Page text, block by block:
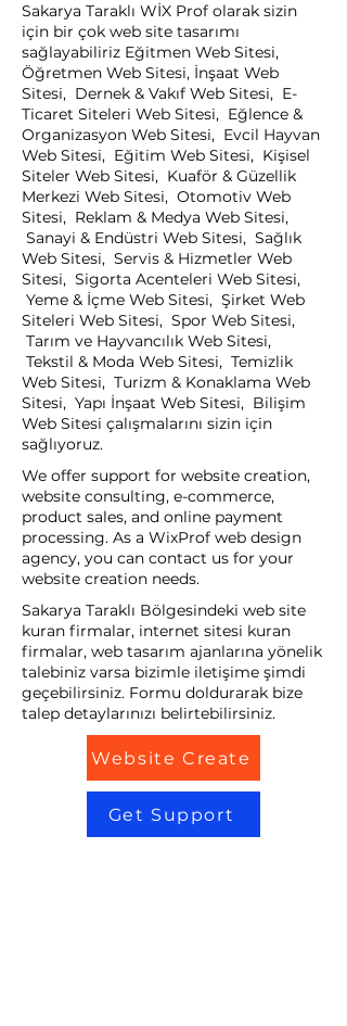
Sakarya Taraklı WİX Prof olarak sizin
için bir çok web site tasarımı
sağlayabiliriz Eğitmen Web Sitesi,
Öğretmen Web Sitesi, İnşaat Web
Sitesi, Dernek & Vakıf Web Sitesi, E-
Ticaret Siteleri Web Sitesi, Eğlence &
Organizasyon Web Sitesi, Evcil Hayvan
Web Sitesi, Eğitim Web Sitesi, Kişisel
Siteler Web Sitesi, Kuaför & Güzellik
Merkezi Web Sitesi, Otomotiv Web
Sitesi, Reklam & Medya Web Sitesi,
Sanayi & Endüstri Web Sitesi, Sağlık
Web Sitesi, Servis & Hizmetler Web
Sitesi, Sigorta Acenteleri Web Sitesi,
Yeme & İçme Web Sitesi, Şirket Web
Siteleri Web Sitesi, Spor Web Sitesi,
Tarım ve Hayvancılık Web Sitesi,
Tekstil & Moda Web Sitesi, Temizlik
Web Sitesi, Turizm & Konaklama Web
Sitesi, Yapı İnşaat Web Sitesi, Bilişim
Web Sitesi çalışmalarını sizin için
sağlıyoruz.
We offer support for website creation,
website consulting, e-commerce,
product sales, and online payment
processing. As a WixProf web design
agency, you can contact us for your
website creation needs.
Sakarya Taraklı Bölgesindeki web site
kuran firmalar, internet sitesi kuran
firmalar, web tasarım ajanlarına yönelik
talebiniz varsa bizimle iletişime şimdi
geçebilirsiniz. Formu doldurarak bize
talep detaylarınızı belirtebilirsiniz.
Website Create
Get Support